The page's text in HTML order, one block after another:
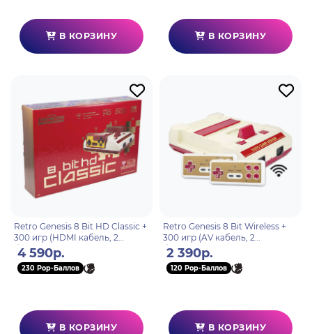
В КОРЗИНУ В КОРЗИНУ
Retro Genesis 8 Bit HD Classic +
300 игр (HDMI кабель, 2
беспроводных li-ion
джойстика)
4 590р.
230 Pop-Баллов
В КОРЗИНУ
Retro Genesis 8 Bit Wireless +
300 игр (AV кабель, 2
беспроводных джойстика)
2 390р.
120 Pop-Баллов
В КОРЗИНУ